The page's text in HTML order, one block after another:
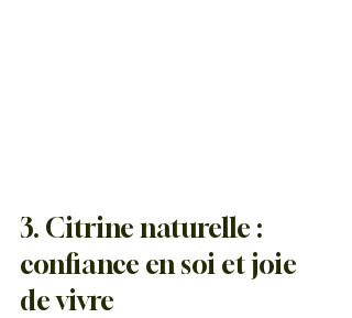
3. Citrine naturelle :
confiance en soi et joie
de vivre